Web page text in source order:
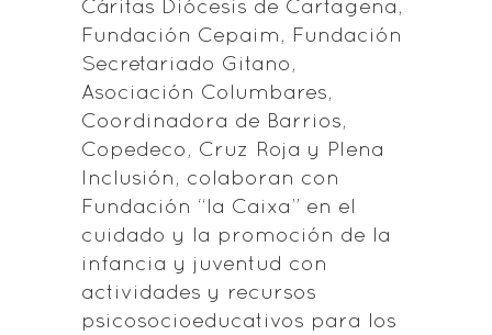
Cáritas Diócesis de Cartagena,
Fundación Cepaim, Fundación
Secretariado Gitano,
Asociación Columbares,
Coordinadora de Barrios,
Copedeco, Cruz Roja y Plena
Inclusión, colaboran con
Fundación “la Caixa” en el
cuidado y la promoción de la
infancia y juventud con
actividades y recursos
psicosocioeducativos para los